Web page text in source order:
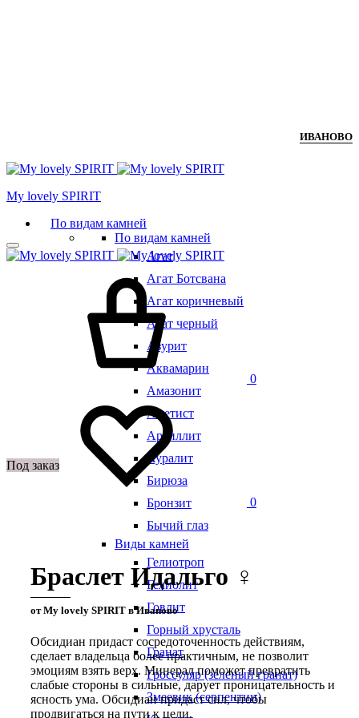
ИВАНОВО
Мy lovely SPIRIT
По видам камней
По видам камней
Агат
Агат Ботсвана
Агат коричневый
Агат черный
Азурит
Аквамарин
Амазонит
Аметист
Аргиллит
Ауралит
Бирюза
Бронзит
Бычий глаз
Виды камней
Гелиотроп
Гелиолит
Говлит
Горный хрусталь
Гранат
Гроссуляр (зеленый гранат)
Змеевик (серпентин)
0
0
Под заказ
Браслет Идальго ♀
от My lovely SPIRIT в Иваново
Обсидиан придаст сосредоточенность действиям,
сделает владельца более практичным, не позволит
эмоциям взять верх. Минерал поможет превратить
слабые стороны в сильные, дарует проницательность и
ясность ума. Обсидиан придаст сил, чтобы
продвигаться на пути к цели.